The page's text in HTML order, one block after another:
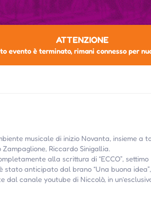
ATTENZIONE
evento è terminato, rimani connesso per
musicale di inizio Novanta, insieme a
Riccardo Sinigallia.
alla scrittura di “ECCO”, settimo
anticipato dal brano “Una buona idea”,
canale youtube di Niccolò, in